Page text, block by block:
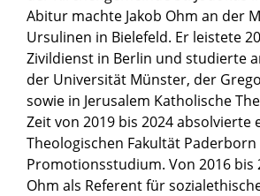
Abitur machte Jakob Ohm an der
Ursulinen in Bielefeld. Er leistete
Zivildienst in Berlin und studierte
der Universität Münster, der
sowie in Jerusalem Katholische
Zeit von 2019 bis 2024 absolvierte
Theologischen Fakultät Paderborn
Promotionsstudium. Von 2016 bis
Ohm als Referent für